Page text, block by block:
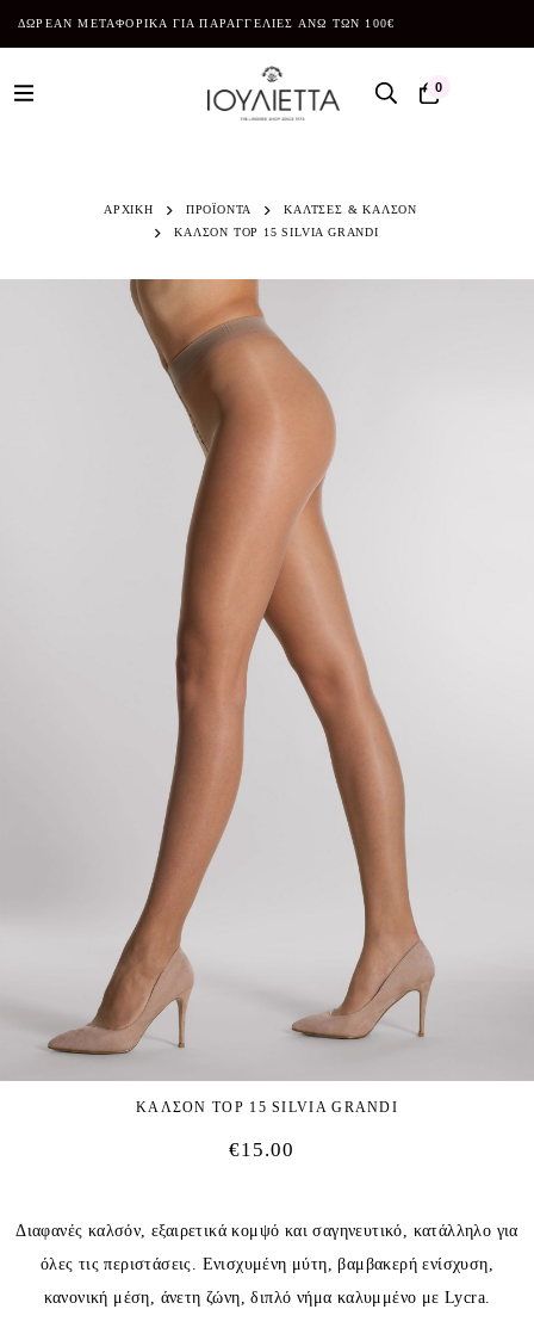
ΔΩΡΕΑΝ ΜΕΤΑΦΟΡΙΚΑ ΓΙΑ ΠΑΡΑΓΓΕΛΙΕΣ ΑΝΩ ΤΩΝ 100€
0
ΑΡΧΙΚΗ ΠΡΟΪΌΝΤΑ
ΚΑΛΤΣΕΣ & ΚΑΛΣΟΝ
ΚΑΛΣΟΝ TOP 15 SILVIA GRANDI
ΚΑΛΣΟΝ TOP 15 SILVIA GRANDI
€15.00
Διαφανές καλσόν, εξαιρετικά κομψό και σαγηνευτικό, κατάλληλο για
όλες τις περιστάσεις. Ενισχυμένη μύτη, βαμβακερή ενίσχυση,
κανονική μέση, άνετη ζώνη, διπλό νήμα καλυμμένο με Lycra.